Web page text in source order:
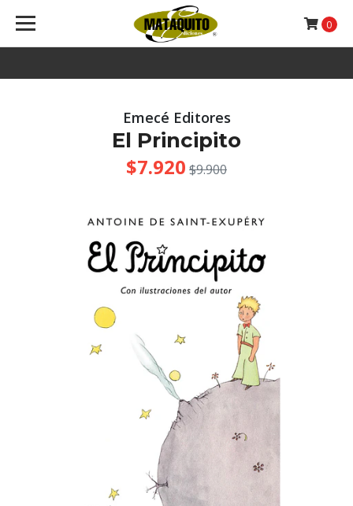
0
Emecé Editores
El Principito
$7.920 $9.900